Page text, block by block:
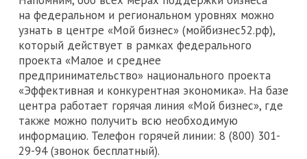
на федеральном и региональном уровнях можно
узнать в центре «Мой бизнес» (мойбизнес52.рф),
который действует в рамках федерального
проекта «Малое и среднее
предпринимательство» национального проекта
«Эффективная и конкурентная экономика». На базе
центра работает горячая линия «Мой бизнес», где
также можно получить всю необходимую
информацию. Телефон горячей линии: 8 (800) 301-
29-94 (звонок бесплатный).